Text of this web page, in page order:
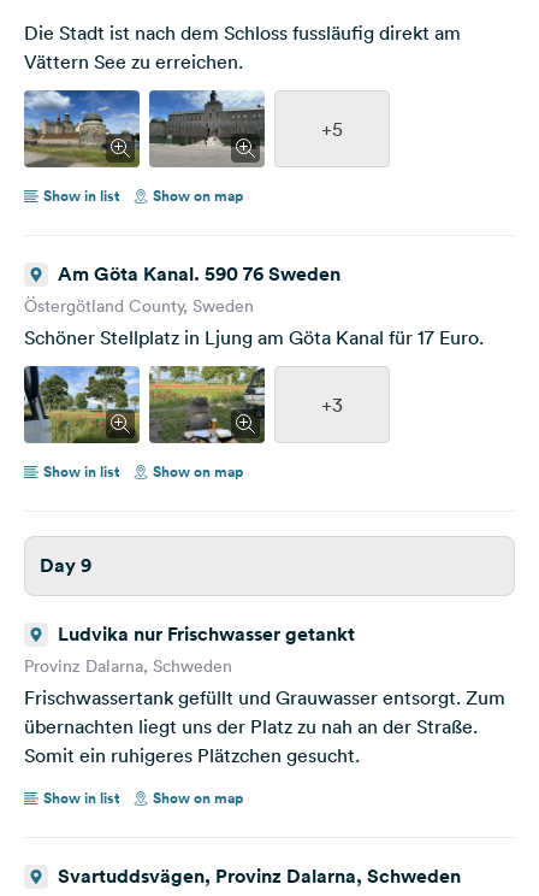
Die Stadt ist nach dem Schloss fussläufig direkt am
Vättern See zu erreichen.
+5
Show in list Show on map
Am Göta Kanal. 590 76 Sweden
Östergötland County, Sweden
Schöner Stellplatz in Ljung am Göta Kanal für 17 Euro.
+3
Show in list Show on map
Day 9
Ludvika nur Frischwasser getankt
Provinz Dalarna, Schweden
Frischwassertank gefüllt und Grauwasser entsorgt. Zum
übernachten liegt uns der Platz zu nah an der Straße.
Somit ein ruhigeres Plätzchen gesucht.
Show in list Show on map
Svartuddsvägen, Provinz Dalarna, Schweden